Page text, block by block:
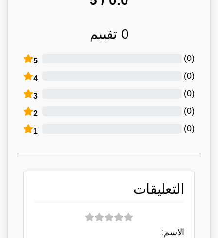
0 تقييم
5 (
0
)
4 (
0
)
3 (
0
)
2 (
0
)
1 (
0
)
التعليقات
الاسم: